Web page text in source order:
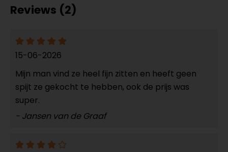
Reviews (2)
15-06-2026
Mijn man vind ze heel fijn zitten en heeft geen
spijt ze gekocht te hebben, ook de prijs was
super.
- Jansen van de Graaf